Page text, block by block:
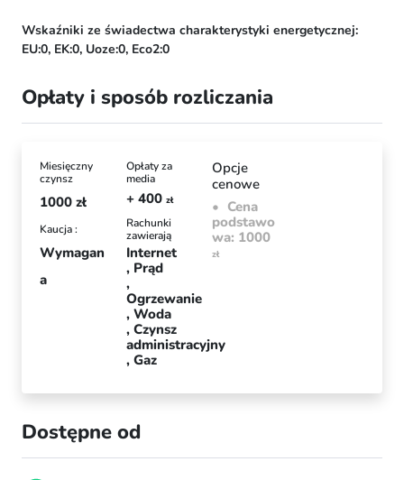
Wskaźniki ze świadectwa charakterystyki energetycznej:
EU:0, EK:0, Uoze:0, Eco2:0
Opłaty i sposób rozliczania
Miesięczny
czynsz
1000 zł
Kaucja :
Wymagan
a
Opłaty za
media
+ 400 zł
Rachunki
zawierają
Internet
Prąd
Ogrzewanie
Woda
Czynsz
administracyjny
Gaz
Opcje
cenowe
Cena
podstawo
wa: 1000
zł
Dostępne od